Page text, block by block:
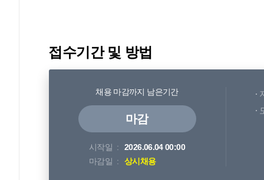
접수기간 및 방법
채용 마감까지 남은기간
마감
시작일
2026.06.04 00:00
마감일
상시채용